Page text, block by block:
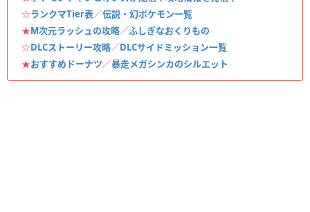
☆ランクマTier表／伝説・幻ポケモン一覧
★M次元ラッシュの攻略／ふしぎなおくりもの
☆DLCストーリー攻略／DLCサイドミッション一覧
★おすすめドーナツ／暴走メガシンカのシルエット